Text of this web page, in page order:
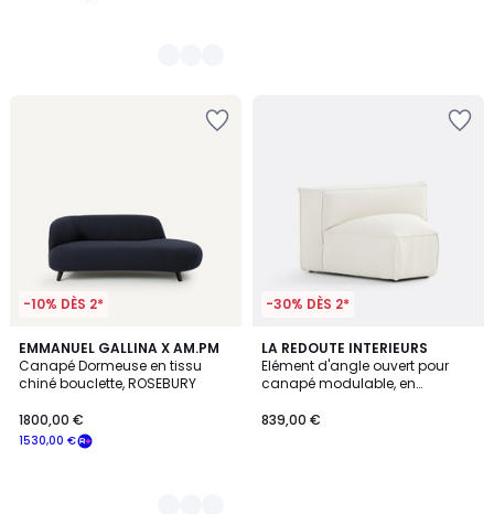
-10% DÈS 2*
EMMANUEL GALLINA X AM.PM
Canapé Dormeuse en tissu
chiné bouclette, ROSEBURY
1530,00 €
1800,00 €
3
Couleurs
-30% DÈS 2*
LA REDOUTE INTERIEURS
Elément d'angle ouvert pour
canapé modulable, en
839,00 €